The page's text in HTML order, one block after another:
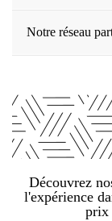
Notre réseau
Découvrez
l'expérience
prix